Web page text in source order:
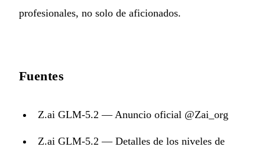
profesionales, no solo de aficionados.
Fuentes
Z.ai GLM-5.2 — Anuncio oficial @Zai_org
Z.ai GLM-5.2 — Detalles de los niveles de